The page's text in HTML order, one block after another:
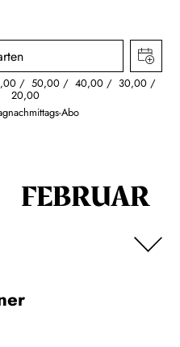
50,00 40,00 30,00
20,00
Abo
FEBRUAR